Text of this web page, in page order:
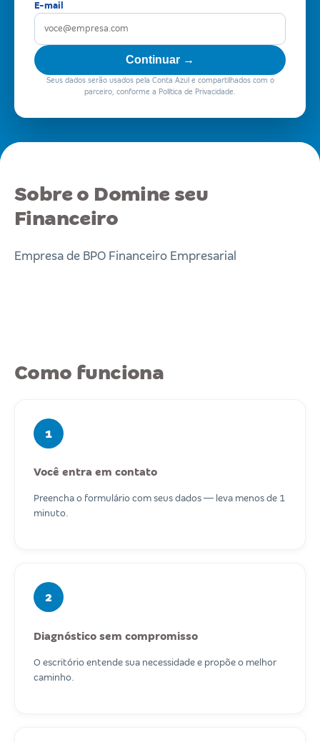
E-mail
Continuar →
Seus dados serão usados pela Conta Azul e compartilhados com o
parceiro, conforme a Política de Privacidade.
Sobre o Domine seu
Financeiro
Empresa de BPO Financeiro Empresarial
Como funciona
1
Você entra em contato
Preencha o formulário com seus dados — leva menos de 1
minuto.
2
Diagnóstico sem compromisso
O escritório entende sua necessidade e propõe o melhor
caminho.